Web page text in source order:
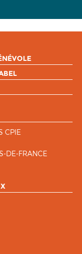
CPIE
DE-FRANCE